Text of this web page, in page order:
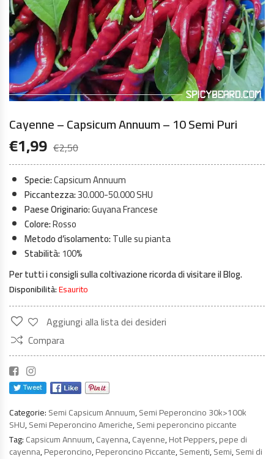
Cayenne – Capsicum Annuum – 10 Semi Puri
€2,50
€1,99
Specie:Capsicum Annuum
Piccantezza:30.000-50.000 SHU
Paese Originario:Guyana Francese
Colore:Rosso
Metodo d’isolamento:Tulle su pianta
Stabilità:100%
Per tutti i consigli sulla coltivazione ricorda di visitare ilBlog.
Disponibilità:Esaurito
Aggiungi alla lista dei desideri
Compara
Categorie:Semi Capsicum Annuum,Semi Peperoncino 30k>100k
SHU,Semi Peperoncino Americhe,Semi peperoncino piccante
Tag:Capsicum Annuum,Cayenna,Cayenne,Hot Peppers,pepe di
cayenna,Peperoncino,Peperoncino Piccante,Sementi,Semi,Semi di